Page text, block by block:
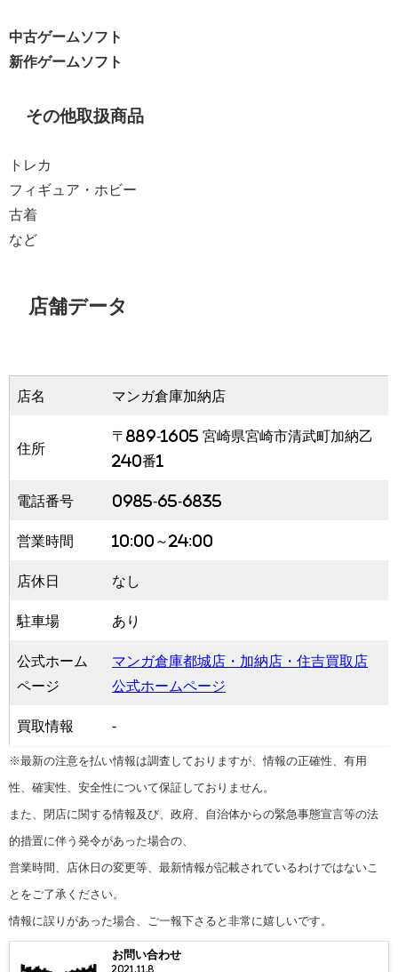
中古ゲームソフト
新作ゲームソフト
その他取扱商品
トレカ
フィギュア・ホビー
古着
など
店舗データ
店名 マンガ倉庫加納店
住所
〒889-1605 宮崎県宮崎市清武町加納乙
240番1
電話番号 0985-65-6835
営業時間 10:00～24:00
店休日 なし
駐車場 あり
公式ホーム
ページ
マンガ倉庫都城店・加納店・住吉買取店
公式ホームページ
買取情報 -
※最新の注意を払い情報は調査しておりますが、情報の正確性、有用
性、確実性、安全性について保証しておりません。
また、閉店に関する情報及び、政府、自治体からの緊急事態宣言等の法
的措置に伴う発令があった場合の、
営業時間、店休日の変更等、最新情報が記載されているわけではないこ
とをご了承ください。
情報に誤りがあった場合、ご一報下さると非常に嬉しいです。
お問い合わせ
2021.11.8